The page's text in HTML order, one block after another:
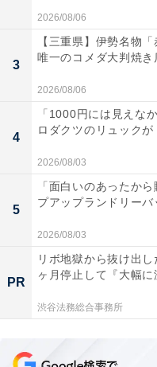
楽天トラベルの「ク
楽天トラベルでは、定
気の宿やホテルを対象
クーポンを配布します。
クーポンは、国内宿泊
さまざまな旅行商品で
2026/08/06
3
【三重県】伊勢名物
唯一のコメダ大判焼き
2026/08/06
4
「1000円には見えな
ロダクツのリュックが
2026/08/03
5
「面白いのあったか
プアップランドリーバ
2026/08/03
PR
リボ地獄から抜け出
ヶ月停止して『大幅に
渋谷法務総合事務所